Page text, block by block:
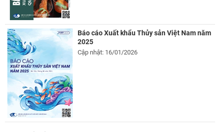
Báo cáo Xuất khẩu Thủy sản Việt Nam năm
2025
Cập nhật: 16/01/2026